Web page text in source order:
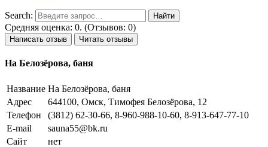
Search:
Средняя оценка: 0. (Отзывов: 0)
Написать отзыв Читать отзывы
На Белозёрова, баня
Название На Белозёрова, баня
Адрес
644100, Омск, Тимофея Белозёрова, 12
Телефон
(3812) 62-30-66, 8-960-988-10-60, 8-913-647-77-10
E-mail
sauna55@bk.ru
Сайт
нет